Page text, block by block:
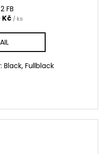
FB
Kč / ks
Fullblack